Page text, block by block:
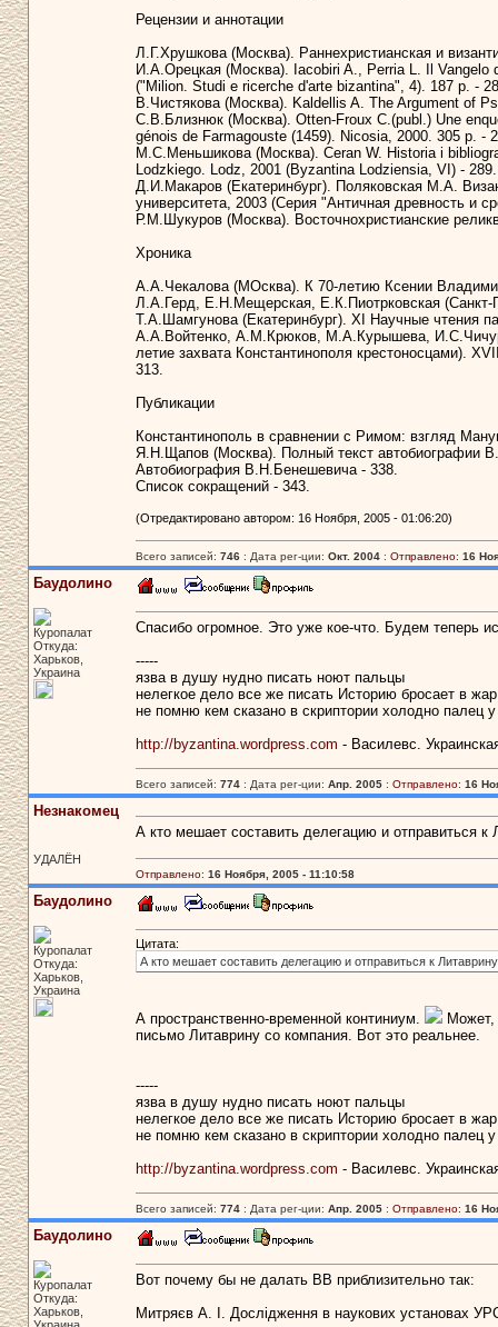
Рецензии и аннотации
Л.Г.Хрушкова (Москва). Раннехристианская и
И.А.Орецкая (Москва). Iacobiri A., Perria L. Il Vangelo
("Milion. Studi e ricerche d'arte bizantina", 4). 187 p. -
В.Чистякова (Москва). Kaldellis A. The Argument of
С.В.Близнюк (Москва). Otten-Froux C.(publ.) Une
génois de Farmagouste (1459). Nicosia, 2000. 305 p. -
М.С.Меньшикова (Москва). Ceran W. Historia i
Lodzkiego. Lodz, 2001 (Byzantina Lodziensia, VI) - 289.
Д.И.Макаров (Екатеринбург). Поляковская М.А.
университета, 2003 (Серия "Античная древность и
Р.М.Шукуров (Москва). Восточнохристианские
Хроника
А.А.Чекалова (МОсква). К 70-летию Ксении
Л.А.Герд, Е.Н.Мещерская, Е.К.Пиотрковская
Т.А.Шамгунова (Екатеринбург). XI Научные чтения
А.А.Войтенко, А.М.Крюков, М.А.Курышева,
летие захвата Константинополя крестоносцами).
313.
Публикации
Константинополь в сравнении с Римом: взгляд
Я.Н.Щапов (Москва). Полный текст автобиографии
Автобиография В.Н.Бенешевича - 338.
Список сокращений - 343.
(Отредактировано автором: 16 Ноября, 2005 - 01:06:20)
Всего записей: 746: Дата рег-ции: Окт. 2004: Отправлено: 16
Баудолино
Куропалат
Откуда:
Харьков,
Украина
Спасибо огромное. Это уже кое-что. Будем теперь
-----
язва в душу нудно писать ноют пальцы
нелегкое дело все же писать Историю бросает в
не помню кем сказано в скриптории холодно палец
http://byzantina.wordpress.com - Василевс.
Всего записей: 774: Дата рег-ции: Апр. 2005: Отправлено: 16
Незнакомец
УДАЛЁН
А кто мешает составить делегацию и отправиться к
Отправлено: 16 Ноября, 2005 - 11:10:58
Баудолино
Куропалат
Откуда:
Харьков,
Украина
Цитата:
А кто мешает составить делегацию и отправиться к
А пространственно-временной континиум.
Может,
письмо Литаврину со компания. Вот это реальнее.
-----
язва в душу нудно писать ноют пальцы
нелегкое дело все же писать Историю бросает в
не помню кем сказано в скриптории холодно палец
http://byzantina.wordpress.com - Василевс.
Всего записей: 774: Дата рег-ции: Апр. 2005: Отправлено: 16
Баудолино
Куропалат
Откуда:
Харьков,
Вот почему бы не далать ВВ приблизительно так:
Митряєв А. І. Дослідження в наукових установах УРСР